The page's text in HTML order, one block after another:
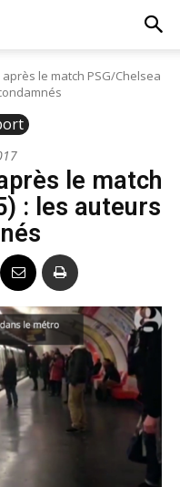
le match PSG/Chelsea
le match
: les auteurs